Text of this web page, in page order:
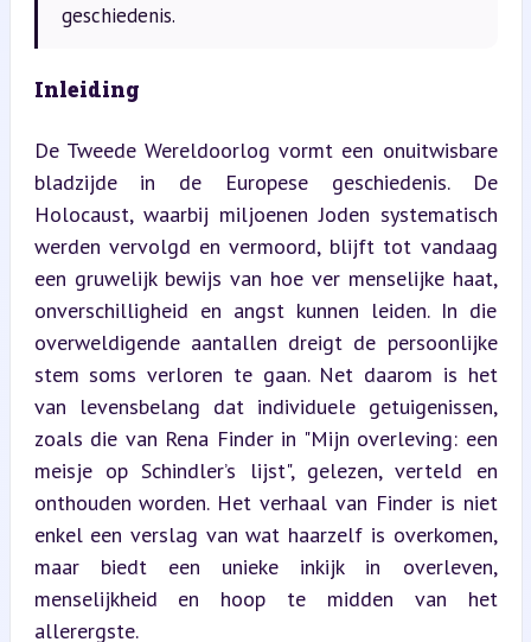
geschiedenis.
Inleiding
De Tweede Wereldoorlog vormt een onuitwisbare
bladzijde in de Europese geschiedenis. De
Holocaust, waarbij miljoenen Joden systematisch
werden vervolgd en vermoord, blijft tot vandaag
een gruwelijk bewijs van hoe ver menselijke haat,
onverschilligheid en angst kunnen leiden. In die
overweldigende aantallen dreigt de persoonlijke
stem soms verloren te gaan. Net daarom is het
van levensbelang dat individuele getuigenissen,
zoals die van Rena Finder in "Mijn overleving: een
meisje op Schindler’s lijst", gelezen, verteld en
onthouden worden. Het verhaal van Finder is niet
enkel een verslag van wat haarzelf is overkomen,
maar biedt een unieke inkijk in overleven,
menselijkheid en hoop te midden van het
allerergste.